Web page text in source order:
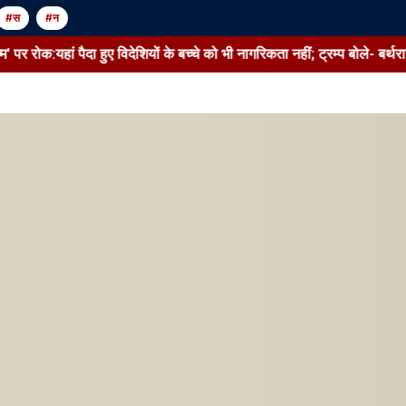
#स #न
पैदा हुए विदेशियों के बच्चे को भी नागरिकता नहीं; ट्रम्प बोले- बर्थराइट